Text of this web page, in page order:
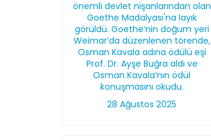
önemli devlet nişanlarından olan
Goethe Madalyası'na layık
görüldü. Goethe’nin doğum yeri
Weimar’da düzenlenen törende,
Osman Kavala adına ödülü eşi
Prof. Dr. Ayşe Buğra aldı ve
Osman Kavala’nın ödül
konuşmasını okudu.
28 Ağustos 2025